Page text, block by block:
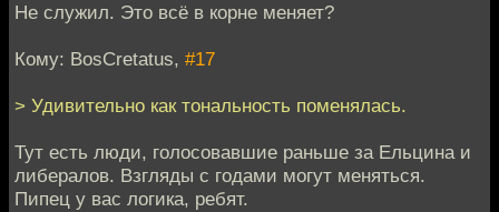
Не служил. Это всё в корне меняет?
Кому: BosCretatus, #17
> Удивительно как тональность поменялась.
Тут есть люди, голосовавшие раньше за Ельцина и
либералов. Взгляды с годами могут меняться.
Пипец у вас логика, ребят.